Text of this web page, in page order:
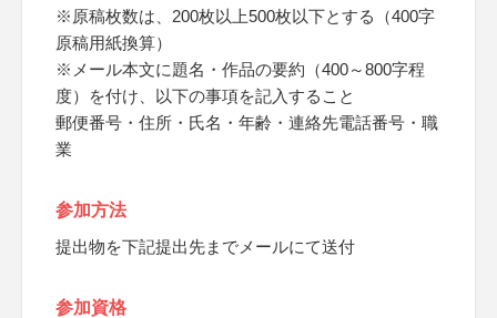
※原稿枚数は、200枚以上500枚以下とする（400字
原稿用紙換算）
※メール本文に題名・作品の要約（400～800字程
度）を付け、以下の事項を記入すること
郵便番号・住所・氏名・年齢・連絡先電話番号・職
業
参加方法
提出物を下記提出先までメールにて送付
参加資格